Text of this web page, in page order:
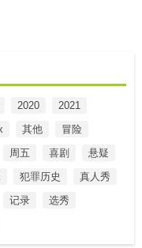
2020
2021
其他
冒险
周五 喜剧
悬疑
犯罪历史
真人秀
记录
选秀